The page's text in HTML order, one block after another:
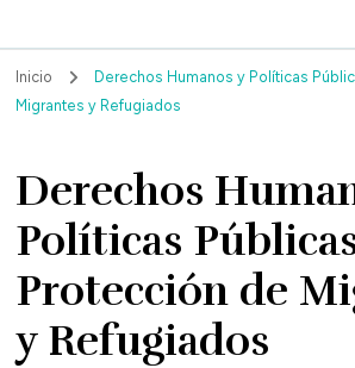
Inicio
Derechos Humanos y Políticas
Migrantes y Refugiados
Derechos
Políticas
Protección de
y Refugiados